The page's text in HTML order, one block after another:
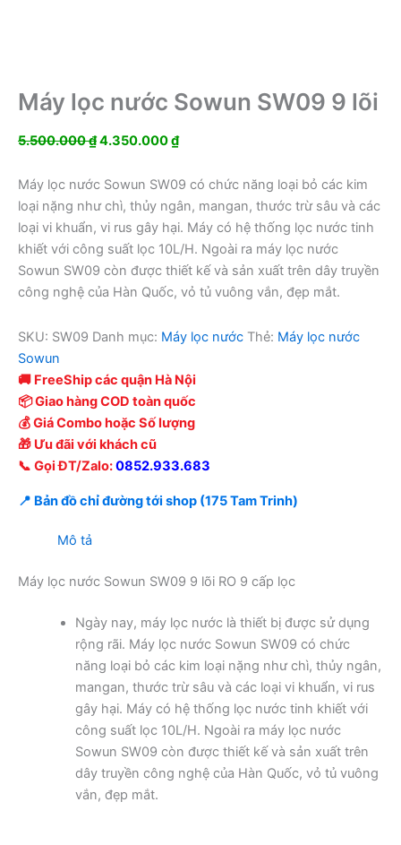
Máy lọc nước Sowun SW09 9 lõi
5.500.000₫Giá
là:
5.500.000 ₫.
4.350.000₫Giá
tại
là:
4.350.000 ₫.
Máy lọc nước Sowun SW09 có chức năng loại bỏ các kim
loại nặng như chì, thủy ngân, mangan, thước trừ sâu và các
loại vi khuẩn, vi rus gây hại. Máy có hệ thống lọc nước tinh
khiết với công suất lọc 10L/H. Ngoài ra máy lọc nước
Sowun SW09 còn được thiết kế và sản xuất trên dây truyền
công nghệ của Hàn Quốc, vỏ tủ vuông vắn, đẹp mắt.
SKU: SW09 Danh mục: Máy lọc nước Thẻ: Máy lọc nước
Sowun
🚚 FreeShip các quận Hà Nội
📦 Giao hàng COD toàn quốc
💰 Giá Combo hoặc Số lượng
🎁 Ưu đãi với khách cũ
📞 Gọi ĐT/Zalo:0852.933.683
📍 Bản đồ chỉ đường tới shop (175 Tam Trinh)
Mô tả
Máy lọc nước Sowun SW09 9 lõi RO 9 cấp lọc
Ngày nay, máy lọc nước là thiết bị được sử dụng
rộng rãi. Máy lọc nước Sowun SW09 có chức
năng loại bỏ các kim loại nặng như chì, thủy ngân,
mangan, thước trừ sâu và các loại vi khuẩn, vi rus
gây hại. Máy có hệ thống lọc nước tinh khiết với
công suất lọc 10L/H. Ngoài ra máy lọc nước
Sowun SW09 còn được thiết kế và sản xuất trên
dây truyền công nghệ của Hàn Quốc, vỏ tủ vuông
vắn, đẹp mắt.